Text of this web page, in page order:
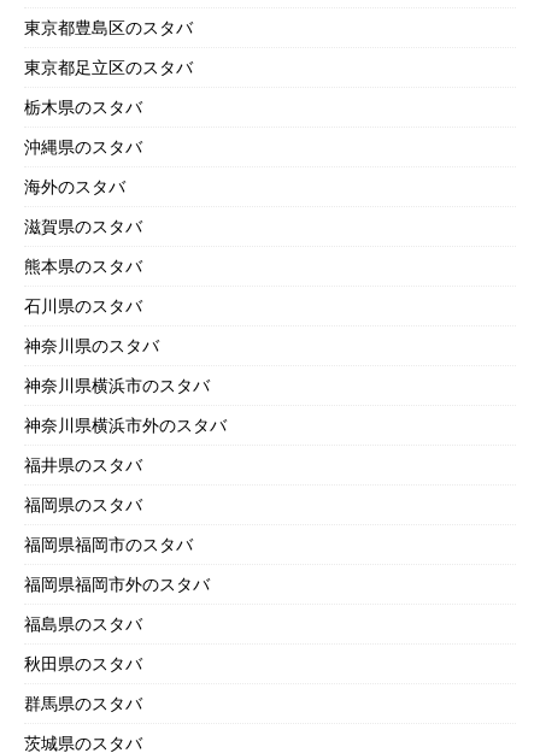
東京都豊島区のスタバ
東京都足立区のスタバ
栃木県のスタバ
沖縄県のスタバ
海外のスタバ
滋賀県のスタバ
熊本県のスタバ
石川県のスタバ
神奈川県のスタバ
神奈川県横浜市のスタバ
神奈川県横浜市外のスタバ
福井県のスタバ
福岡県のスタバ
福岡県福岡市のスタバ
福岡県福岡市外のスタバ
福島県のスタバ
秋田県のスタバ
群馬県のスタバ
茨城県のスタバ